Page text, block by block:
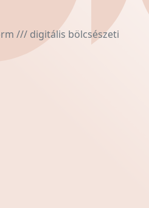
/// digitális bölcsészeti